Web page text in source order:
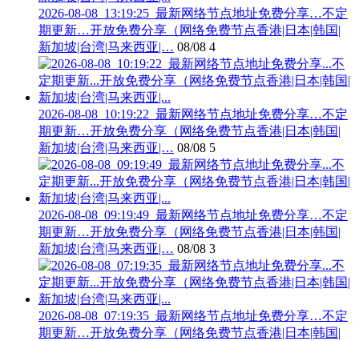
2026-08-08_13:19:25_最新网络节点地址免费分享…不定
期更新…开放免费分享（网络免费节点香港|日本|韩国|
新加坡|台湾|马来西亚|… 08/08 4
2026-08-08_10:19:22_最新网络节点地址免费分享…不定
期更新…开放免费分享（网络免费节点香港|日本|韩国|
新加坡|台湾|马来西亚|… 08/08 5
2026-08-08_09:19:49_最新网络节点地址免费分享…不定
期更新…开放免费分享（网络免费节点香港|日本|韩国|
新加坡|台湾|马来西亚|… 08/08 3
2026-08-08_07:19:35_最新网络节点地址免费分享…不定
期更新…开放免费分享（网络免费节点香港|日本|韩国|